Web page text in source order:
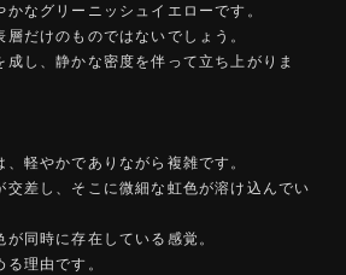
なグリーニッシュイエローです。
だけのものではないでしょう。
し、静かな密度を伴って立ち上がりま
軽やかでありながら複雑です。
交差し、そこに微細な虹色が溶け込んでい
同時に存在している感覚。
理由です。